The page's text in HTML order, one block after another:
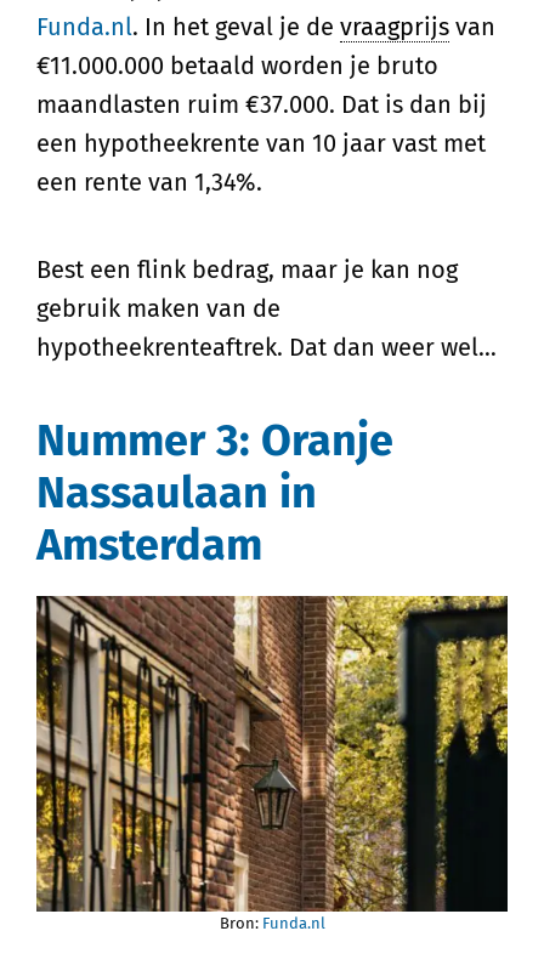
Funda.nl. In het geval je de vraagprijs van
€11.000.000 betaald worden je bruto
maandlasten ruim €37.000. Dat is dan bij
een hypotheekrente van 10 jaar vast met
een rente van 1,34%.
Best een flink bedrag, maar je kan nog
gebruik maken van de
hypotheekrenteaftrek. Dat dan weer wel…
Nummer 3: Oranje
Nassaulaan in
Amsterdam
Bron: Funda.nl